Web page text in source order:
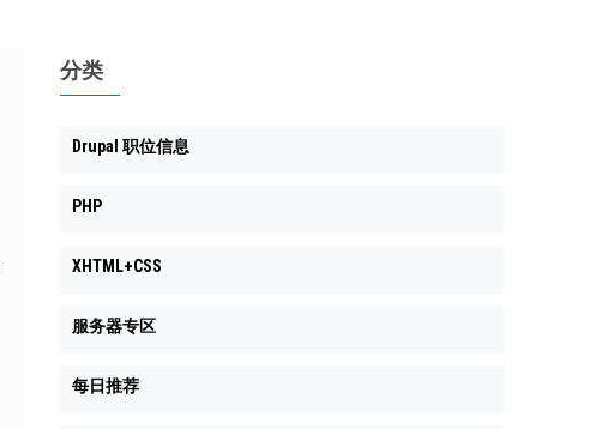
分类
Drupal 职位信息
PHP
XHTML+CSS
服务器专区
每日推荐